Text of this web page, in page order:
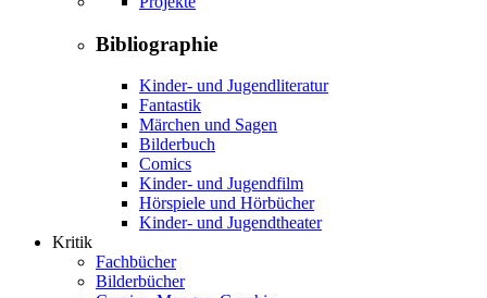
Bibliographie
Kinder- und Jugendliteratur
Fantastik
Märchen und Sagen
Bilderbuch
Comics
Kinder- und Jugendfilm
Hörspiele und Hörbücher
Kinder- und Jugendtheater
Kritik
Fachbücher
Bilderbücher